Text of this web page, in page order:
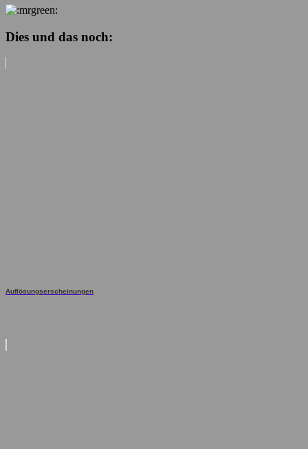
Dies und das noch:
Auflösungserscheinungen